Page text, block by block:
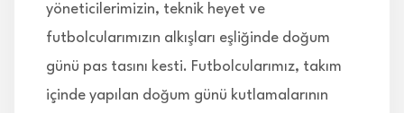
yöneticilerimizin, teknik heyet ve
futbolcularımızın alkışları eşliğinde doğum
günü pas tasını kesti. Futbolcularımız, takım
içinde yapılan doğum günü kutlamalarının